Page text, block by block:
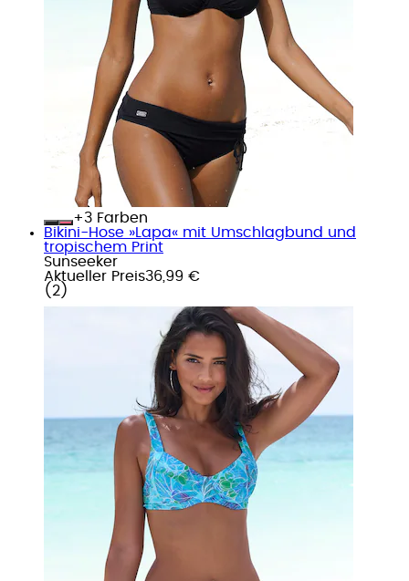
+
Farben
Bikini-Hose »Lapa« mit Umschlagbund und
tropischem Print
Sunseeker
Aktueller Preis36,99 €
( 2 )